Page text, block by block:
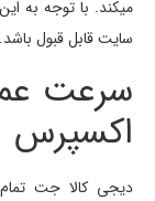
میکند. با توجه به
سایت قابل قبول باشد.
سرعت
اکسپرس
دیجی کالا جت